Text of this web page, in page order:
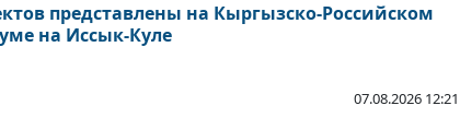
представлены на Кыргызско-Российском
на Иссык-Куле
07.08.2026 12:21